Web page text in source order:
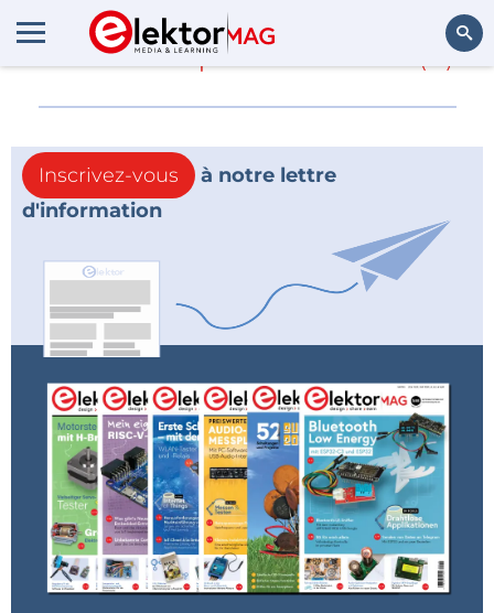
En savoir plus sur (0)
Inscrivez-vous
à notre lettre
d'information